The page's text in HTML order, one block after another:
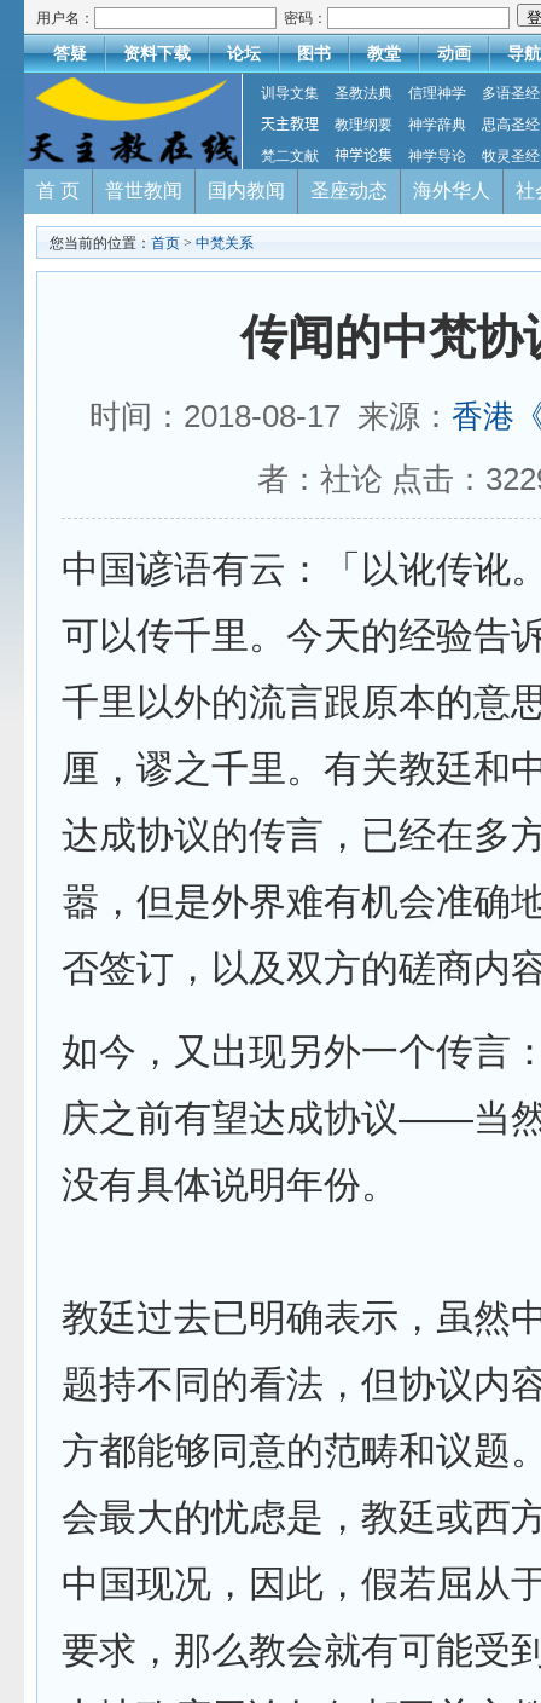
用户名： 密码：
答疑 资料下载 论坛 图书 教堂 动画 导航
训导文集 圣教法典 信理神学
多语圣经
天主教理
教理纲要 神学辞典
思高圣经
梵二文献
神学论集 神学导论 牧灵圣经
首 页 普世教闻 国内教闻 圣座动态 海外华人 社
您当前的位置： 首页 > 中梵关系
传闻的中梵协
时间：2018-08-17 来源： 香港
者：社论 点击：
中国谚语有云：「以讹传讹
可以传千里。今天的经验告
千里以外的流言跟原本的意
厘，谬之千里。有关教廷和
达成协议的传言，已经在多
嚣，但是外界难有机会准确
否签订，以及双方的磋商内
如今，又出现另外一个传言
庆之前有望达成协议——当
没有具体说明年份。
教廷过去已明确表示，虽然
题持不同的看法，但协议内
方都能够同意的范畴和议题
会最大的忧虑是，教廷或西
中国现况，因此，假若屈从
要求，那么教会就有可能受